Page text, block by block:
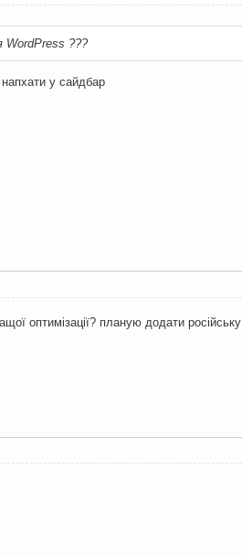
WordPress ???
у сайдбар
оптимізації? планую додати російську